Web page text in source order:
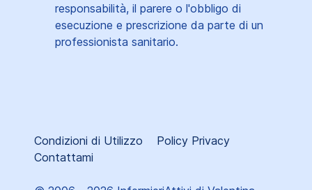
responsabilità, il parere o l'obbligo di
esecuzione e prescrizione da parte di un
professionista sanitario.
Condizioni di Utilizzo
Policy Privacy
Contattami